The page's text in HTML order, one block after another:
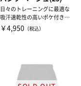
日々のトレーニングに最適な
吸汗速乾性の高いポケ付きプ
ラクティスパンツ
￥4,950 （税込）